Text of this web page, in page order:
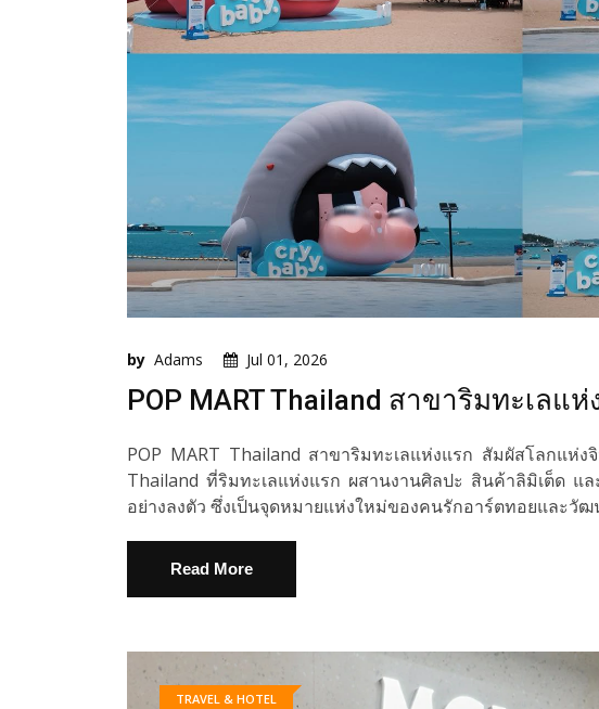
by Adams Jul 01, 2026
POP MART Thailand สาขาริมทะเลแห่
POP MART Thailand สาขาริมทะเลแห่งแรก สัมผัสโลกแห่ง
Thailand ที่ริมทะเลแห่งแรก ผสานงานศิลปะ สินค้าลิมิเต็ด แ
อย่างลงตัว ซึ่งเป็นจุดหมายแห่งใหม่ของคนรักอาร์ตทอยและวั
Read More
TRAVEL & HOTEL